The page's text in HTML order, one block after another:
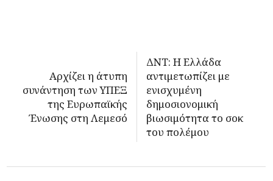
Αρχίζει η άτυπη
συνάντηση των ΥΠΕΞ
της Ευρωπαϊκής
Ένωσης στη Λεμεσό
ΔΝΤ: Η Ελλάδα
αντιμετωπίζει με
ενισχυμένη
δημοσιονομική
βιωσιμότητα το σοκ
του πολέμου